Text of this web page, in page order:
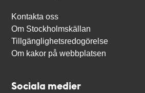
Kontakta oss
Om Stockholmskällan
Tillgänglighetsredogörelse
Om kakor på webbplatsen
Sociala medier